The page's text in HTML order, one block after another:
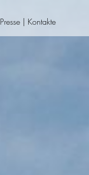
Presse | Kontakte